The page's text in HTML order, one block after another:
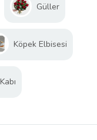
Güller
Köpek Elbisesi